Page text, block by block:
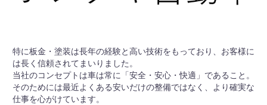
特に板金・塗装は長年の経験と高い技術をもっており、お客様に
は長く信頼されてまいりました。
当社のコンセプトは車は常に「安全・安心・快適」であること。
そのためには最近よくある安いだけの整備ではなく、より確実な
仕事を心がけています。